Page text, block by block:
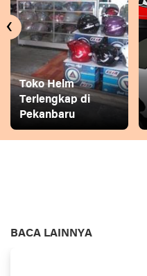
Toko Helm
Terlengkap di
Pekanbaru
‹
BACA LAINNYA